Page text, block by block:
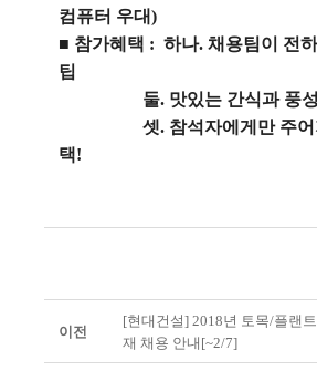
컴퓨터 우대)
■ 참가혜택 : 하나. 채용팀이 전
팁
둘. 맛있는 간식과 풍성
셋. 참석자에게만 주어지
택!
이전
[현대건설] 2018년 토목/플랜
재 채용 안내[~2/7]